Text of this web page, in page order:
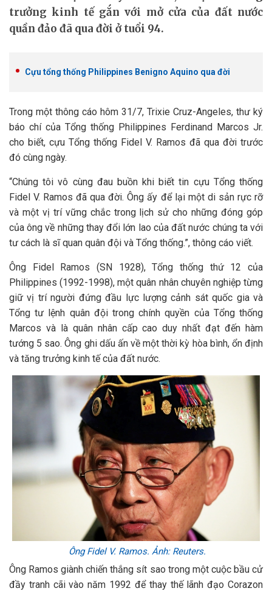
trưởng kinh tế gắn với mở cửa của đất nước
quần đảo đã qua đời ở tuổi 94.
Cựu tổng thống Philippines Benigno Aquino qua đời
Trong một thông cáo hôm 31/7, Trixie Cruz-Angeles, thư ký
báo chí của Tổng thống Philippines Ferdinand Marcos Jr.
cho biết, cựu Tổng thống Fidel V. Ramos đã qua đời trước
đó cùng ngày.
“Chúng tôi vô cùng đau buồn khi biết tin cựu Tổng thống
Fidel V. Ramos đã qua đời. Ông ấy để lại một di sản rực rỡ
và một vị trí vững chắc trong lịch sử cho những đóng góp
của ông về những thay đổi lớn lao của đất nước chúng ta với
tư cách là sĩ quan quân đội và Tổng thống.”, thông cáo viết.
Ông Fidel Ramos (SN 1928), Tổng thống thứ 12 của
Philippines (1992-1998), một quân nhân chuyên nghiệp từng
giữ vị trí người đứng đầu lực lượng cảnh sát quốc gia và
Tổng tư lệnh quân đội trong chính quyền của Tổng thống
Marcos và là quân nhân cấp cao duy nhất đạt đến hàm
tướng 5 sao. Ông ghi dấu ấn về một thời kỳ hòa bình, ổn định
và tăng trưởng kinh tế của đất nước.
Ông Fidel V. Ramos. Ảnh: Reuters.
Ông Ramos giành chiến thắng sít sao trong một cuộc bầu cử
đầy tranh cãi vào năm 1992 để thay thế lãnh đạo Corazon